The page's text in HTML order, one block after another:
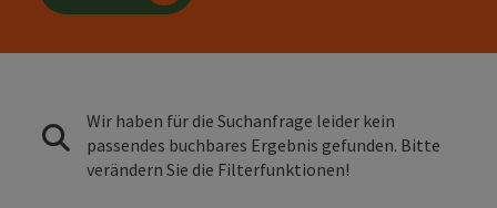
Wir haben für die Suchanfrage leider kein
passendes buchbares Ergebnis gefunden. Bitte
verändern Sie die Filterfunktionen!